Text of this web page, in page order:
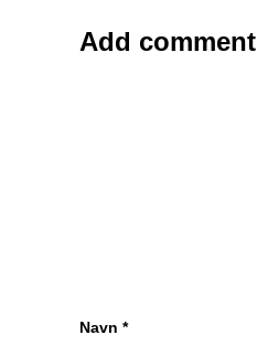
Add comment
Navn *